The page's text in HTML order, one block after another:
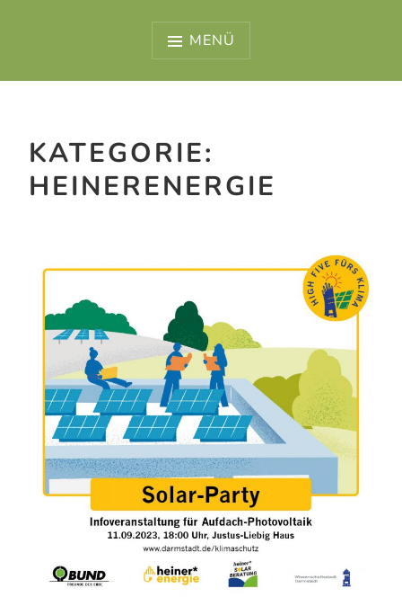
MENÜ
KATEGORIE:
HEINERENERGIE